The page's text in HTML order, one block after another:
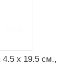
4.5 x 19.5 см.,